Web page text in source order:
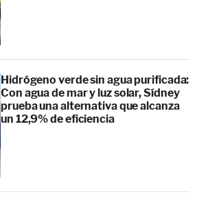
Hidrógeno verde sin agua purificada:
Con agua de mar y luz solar, Sídney
prueba una alternativa que alcanza
un 12,9% de eficiencia